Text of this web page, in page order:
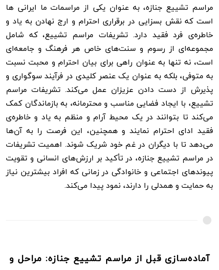
مراسم تشییع جنازه، به عنوان یکی از مراسمات ما ایرانی ها
است که نقش بسزایی در برقراری احترام و ارج نهادن به یاد و
خاطره‌ی فرد فقید دارد. تشریفات مراسم تشییع، که شامل
مجموعه‌ای از رسوم و سنت‌های خاص هر فرهنگ و جامعه‌ای
است، نه تنها به عنوان راهی برای بیان احترام و محبت نسبت
به متوفی، بلکه به عنوان یک عنصر کلیدی در فرآیند سوگواری و
پذیرش از دست دادن عزیزان عمل می‌کند. تشریفات مراسم
تشییع، با ایجاد فضایی مناسب و محترمانه، به بازماندگان کمک
می‌کند تا بتوانند در یک محیط آرام و منظم به یاد و خاطره‌ی
فقید ادای احترام نمایند و همچنین، این فرصت را به آن‌ها
می‌دهد تا با دیگران در غم خود شریک شوند. اهمیت تشریفات
در مراسم تشییع جنازه، در تأکید بر ارزش‌های انسانی و تقویت
پیوندهای اجتماعی و خانوادگی در زمانی که افراد بیشترین نیاز
به حمایت و همدلی را دارند، نمود پیدا می‌کند.
آماده‌سازی قبل از مراسم تشییع جنازه: مراحل و